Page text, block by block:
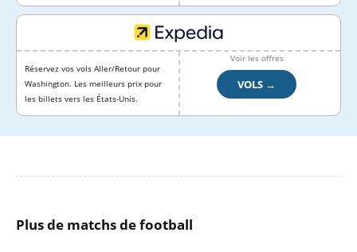
Réservez vos vols Aller/Retour pour
Washington. Les meilleurs prix pour
les billets vers les États-Unis.
Voir les offres
VOLS →
Plus de matchs de football